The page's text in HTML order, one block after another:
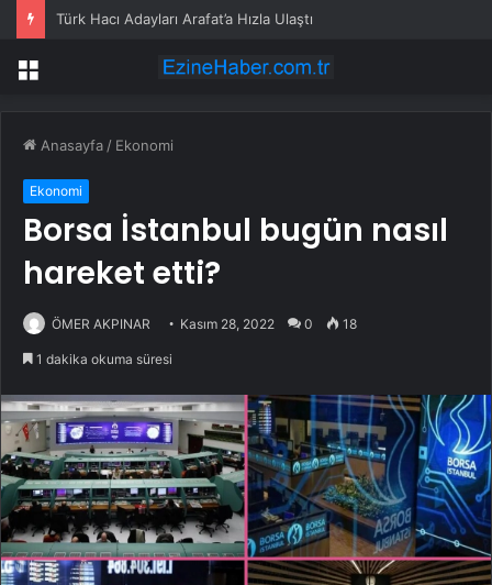
Türk Hacı Adayları Arafat’a Hızla Ulaştı
Menü
Anasayfa / Ekonomi
Ekonomi
Borsa İstanbul bugün nasıl
hareket etti?
ÖMER AKPINAR Kasım 28, 2022 0 18
1 dakika okuma süresi